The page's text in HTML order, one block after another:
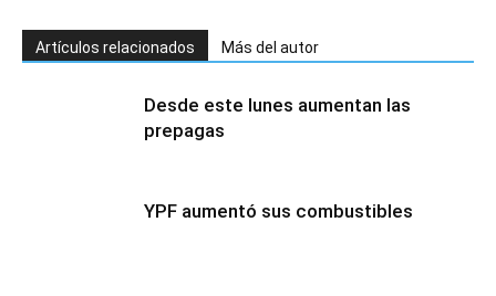
Artículos relacionados Más del autor
Desde este lunes aumentan las
prepagas
YPF aumentó sus combustibles